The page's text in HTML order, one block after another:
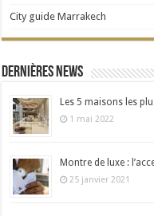
City guide Marrakech
Dernières news
Les 5 maisons les
1 mai 2022
Montre de luxe :
25 janvier 2021